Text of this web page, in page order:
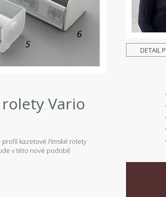
Vario
profil kazetové římské rolety
v této nové podobě
DETAIL